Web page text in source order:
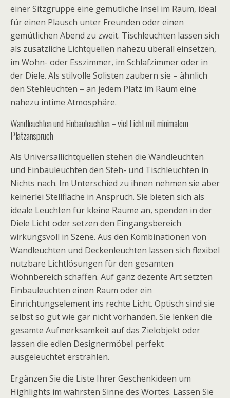
einer Sitzgruppe eine gemütliche Insel im Raum, ideal
für einen Plausch unter Freunden oder einen
gemütlichen Abend zu zweit. Tischleuchten lassen sich
als zusätzliche Lichtquellen nahezu überall einsetzen,
im Wohn- oder Esszimmer, im Schlafzimmer oder in
der Diele. Als stilvolle Solisten zaubern sie – ähnlich
den Stehleuchten – an jedem Platz im Raum eine
nahezu intime Atmosphäre.
Wandleuchten und Einbauleuchten – viel Licht mit minimalem
Platzanspruch
Als Universallichtquellen stehen die Wandleuchten
und Einbauleuchten den Steh- und Tischleuchten in
Nichts nach. Im Unterschied zu ihnen nehmen sie aber
keinerlei Stellfläche in Anspruch. Sie bieten sich als
ideale Leuchten für kleine Räume an, spenden in der
Diele Licht oder setzen den Eingangsbereich
wirkungsvoll in Szene. Aus den Kombinationen von
Wandleuchten und Deckenleuchten lassen sich flexibel
nutzbare Lichtlösungen für den gesamten
Wohnbereich schaffen. Auf ganz dezente Art setzten
Einbauleuchten einen Raum oder ein
Einrichtungselement ins rechte Licht. Optisch sind sie
selbst so gut wie gar nicht vorhanden. Sie lenken die
gesamte Aufmerksamkeit auf das Zielobjekt oder
lassen die edlen Designermöbel perfekt
ausgeleuchtet erstrahlen.
Ergänzen Sie die Liste Ihrer Geschenkideen um
Highlights im wahrsten Sinne des Wortes. Lassen Sie